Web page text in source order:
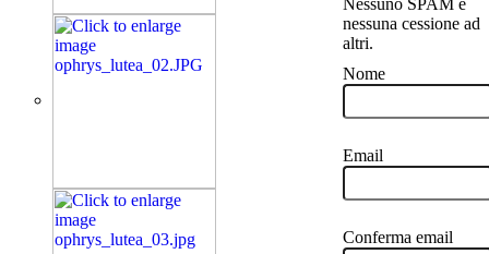
nessuna cessione ad
altri.
Nome
Email
Conferma email